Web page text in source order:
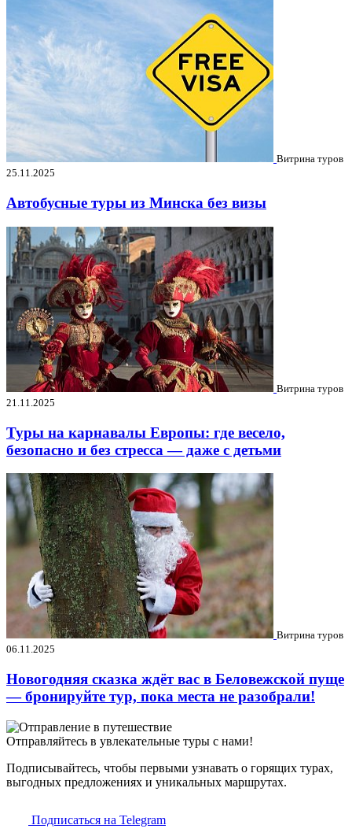
Витрина туров
25.11.2025
Автобусные туры из Минска без визы
Витрина туров
21.11.2025
Туры на карнавалы Европы: где весело,
безопасно и без стресса — даже с детьми
Витрина туров
06.11.2025
Новогодняя сказка ждёт вас в Беловежской пуще
— бронируйте тур, пока места не разобрали!
Отправляйтесь в увлекательные туры с нами!
Подписывайтесь, чтобы первыми узнавать о горящих турах,
выгодных предложениях и уникальных маршрутах.
Подписаться на Telegram